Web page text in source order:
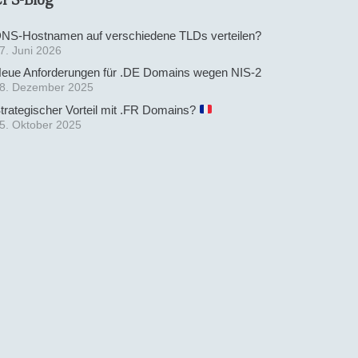
Hostnamen auf verschiedene TLDs verteilen?
Juni 2026
Anforderungen für .DE Domains wegen NIS-2
Dezember 2025
Vorteil mit .FR Domains?
Oktober 2025